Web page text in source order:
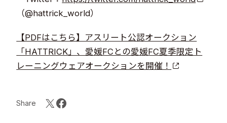
（@hattrick_world）
【PDFはこちら】アスリート公認オークション
「HATTRICK」、愛媛FCとの愛媛FC夏季限定ト
レーニングウェアオークションを開催！​​
Share